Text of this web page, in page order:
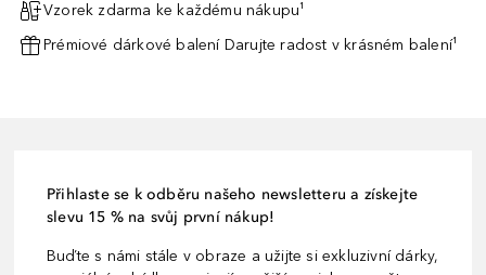
Vzorek zdarma ke každému nákupu¹
Prémiové dárkové balení Darujte radost v krásném balení¹
Přihlaste se k odběru našeho newsletteru a získejte
slevu 15 % na svůj první nákup!
Buďte s námi stále v obraze a užijte si exkluzivní dárky,